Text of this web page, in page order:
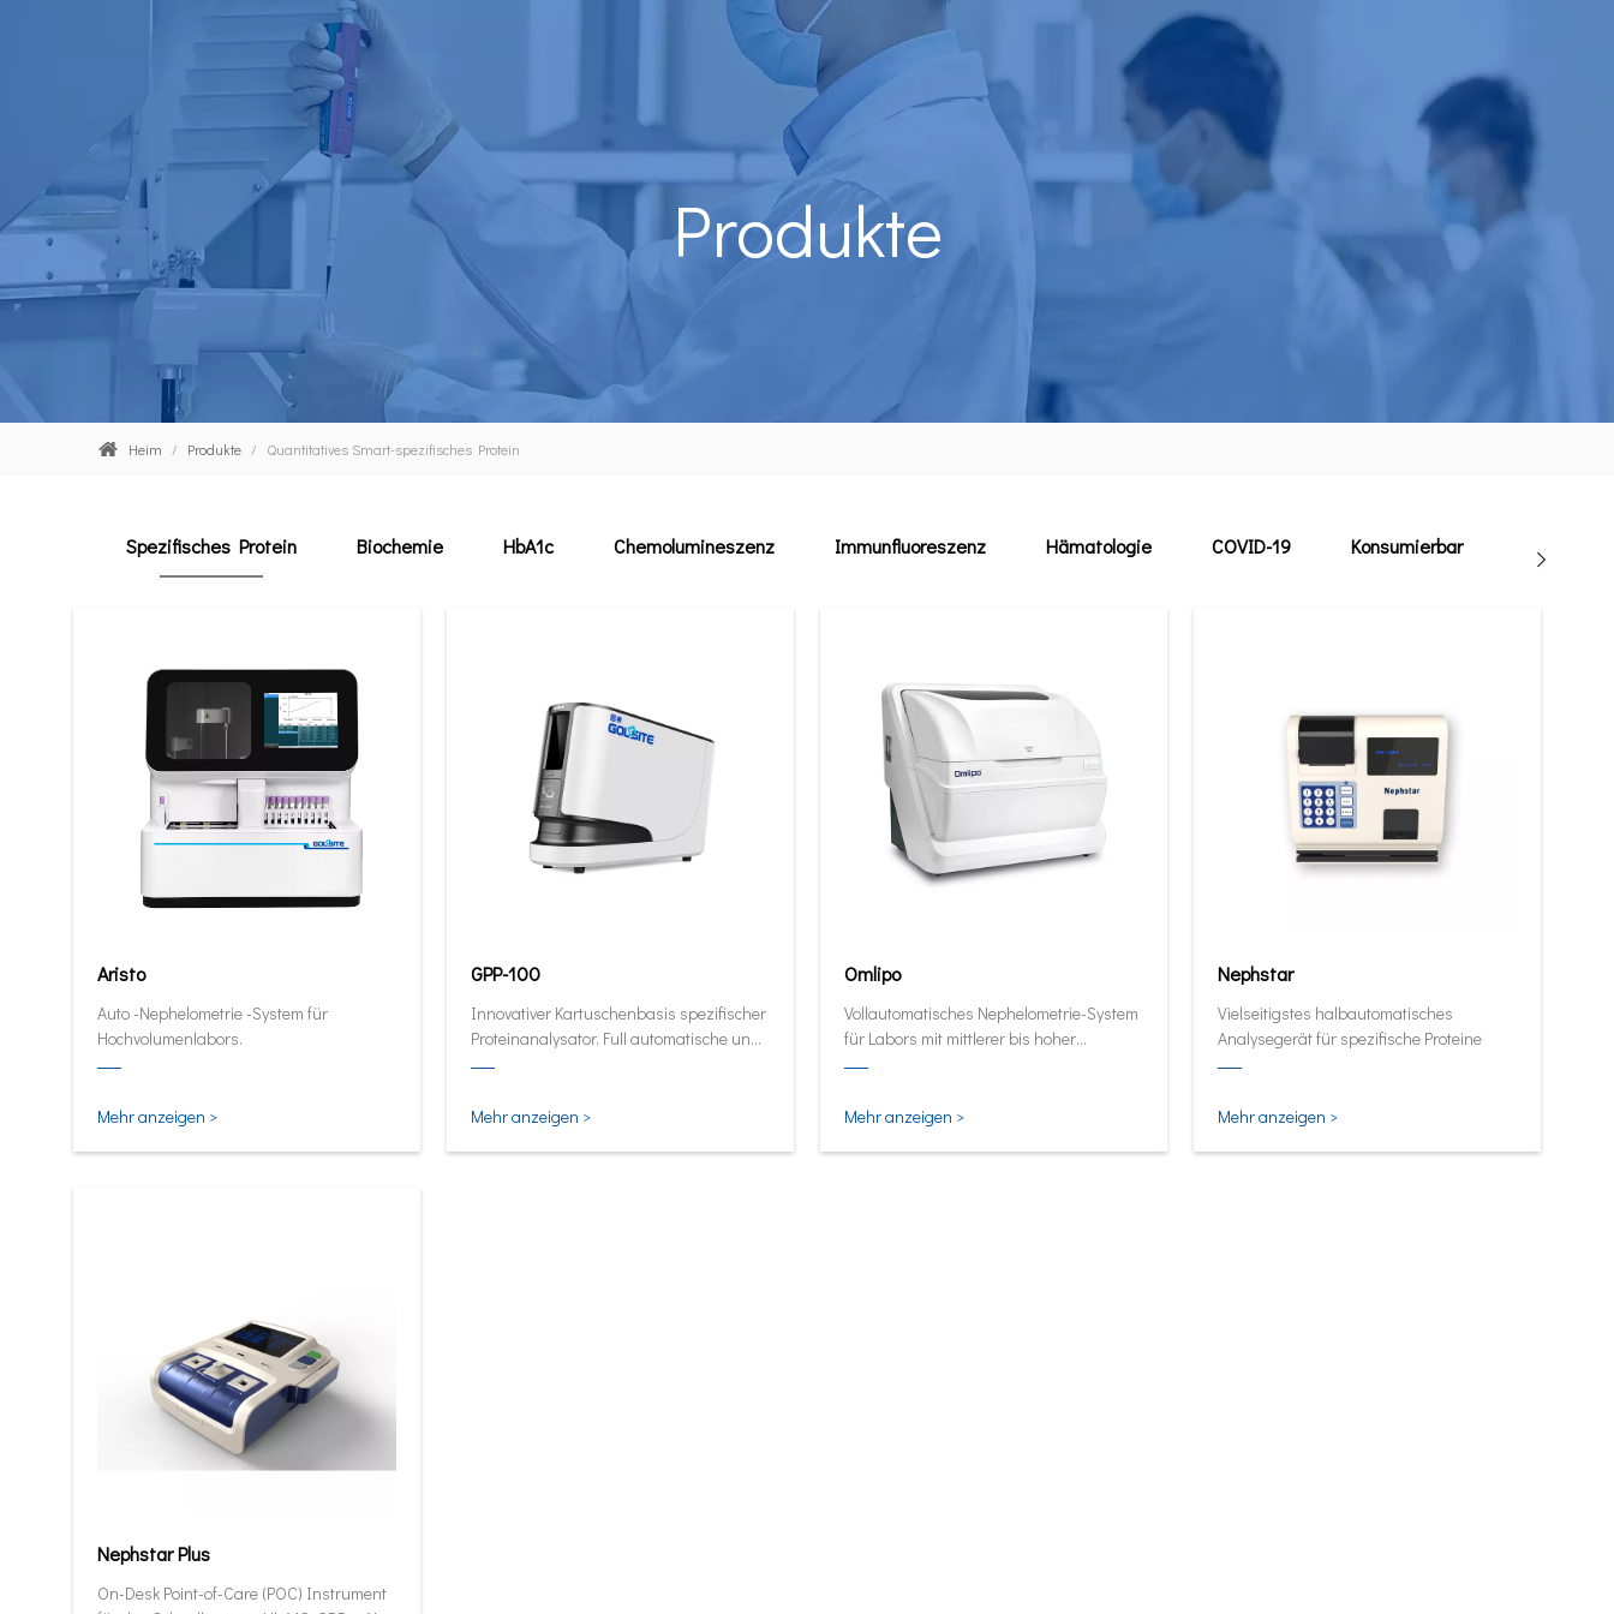
Produkte
Heim / Produkte / Quantitatives Smart-spezifisches Protein
Spezifisches Protein Biochemie HbA1c Chemolumineszenz Immunfluoreszenz Hämatologie COVID-19 Konsumierbar
Aristo
Auto -Nephelometrie -System für
Hochvolumenlabors.
Mehr anzeigen >
GPP-100
Innovativer Kartuschenbasis spezifischer
Proteinanalysator. Full automatische und
quantitative Analysator in seiner kleinsten
Mehr anzeigen >
Omlipo
Vollautomatisches Nephelometrie-System
für Labors mit mittlerer bis hoher
Volumendurchsatz.
Mehr anzeigen >
Nephstar
Vielseitigstes halbautomatisches
Analysegerät für spezifische Proteine
Mehr anzeigen >
Nephstar Plus
On-Desk Point-of-Care (POC) Instrument